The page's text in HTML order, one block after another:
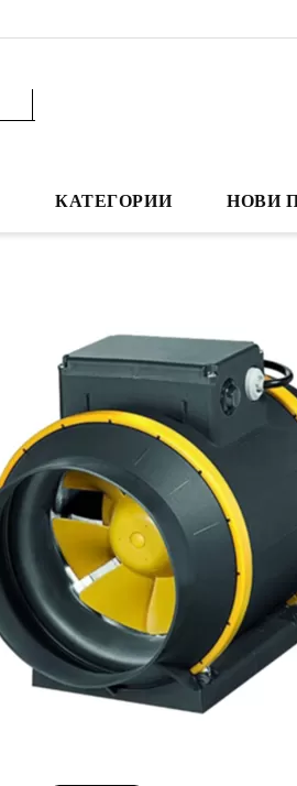
КАТЕГОРИИ НОВИ